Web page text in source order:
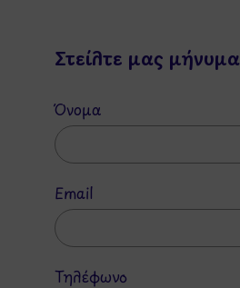
Στείλτε μας μήνυμα
Όνομα
Email
Τηλέφωνο